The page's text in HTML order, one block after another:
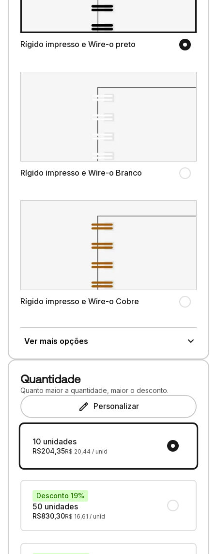
Rígido impresso e Wire-o preto
Rígido impresso e Wire-o Branco
Rígido impresso e Wire-o Cobre
Ver mais opções
Quantidade
Quanto maior a quantidade, maior o desconto.
Personalizar
10 unidades
R$204,35R$ 20,44 / unid
50 unidades
Desconto 19%
R$830,30R$ 16,61 / unid